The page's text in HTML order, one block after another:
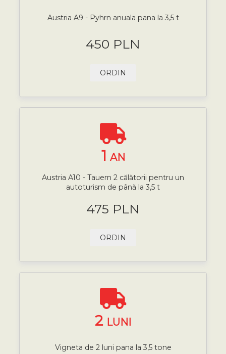
Austria A9 - Pyhrn anuala pana la 3,5 t
450 PLN
ORDIN
1 AN
Austria A10 - Tauern 2 călătorii pentru un
autoturism de până la 3,5 t
475 PLN
ORDIN
2 LUNI
Vigneta de 2 luni pana la 3,5 tone